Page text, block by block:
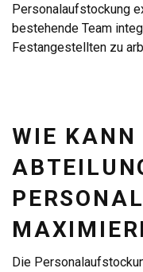
Personalaufstockung
bestehende Team
Festangestellten zu
WIE
Die